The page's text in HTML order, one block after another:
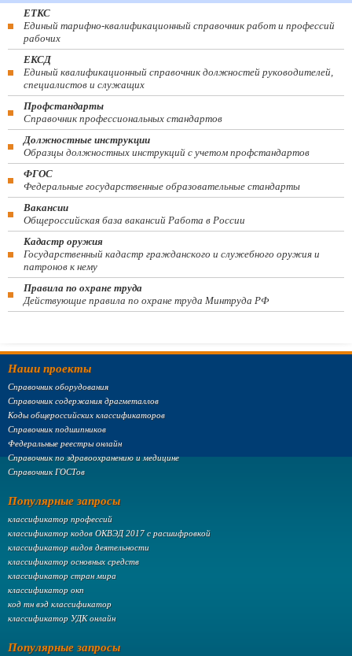
ЕТКС
Единый тарифно-квалификационный справочник работ и профессий
рабочих
ЕКСД
Единый квалификационный справочник должностей руководителей,
специалистов и служащих
Профстандарты
Справочник профессиональных стандартов
Должностные инструкции
Образцы должностных инструкций с учетом профстандартов
ФГОС
Федеральные государственные образовательные стандарты
Вакансии
Общероссийская база вакансий Работа в России
Кадастр оружия
Государственный кадастр гражданского и служебного оружия и
патронов к нему
Правила по охране труда
Действующие правила по охране труда Минтруда РФ
Наши проекты
Справочник оборудования
Справочник содержания драгметаллов
Коды общероссийских классификаторов
Справочник подшипников
Федеральные реестры онлайн
Справочник по здравоохранению и медицине
Справочник ГОСТов
Популярные запросы
классификатор профессий
классификатор кодов ОКВЭД 2017 с расшифровкой
классификатор видов деятельности
классификатор основных средств
классификатор стран мира
классификатор окп
код тн вэд классификатор
классификатор УДК онлайн
Популярные запросы